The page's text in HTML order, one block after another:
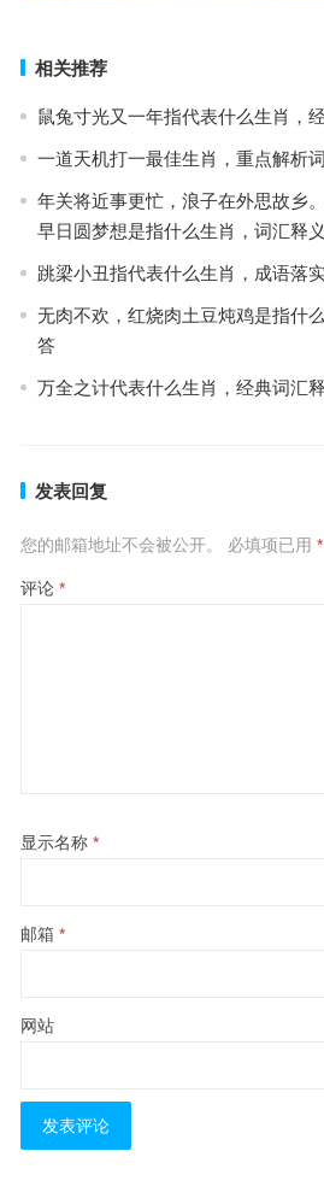
相关推荐
鼠兔寸光又一年指代表什么生肖，
一道天机打一最佳生肖，重点解析
年关将近事更忙，浪子在外思故乡
早日圆梦想是指什么生肖，词汇释
跳梁小丑指代表什么生肖，成语落
无肉不欢，红烧肉土豆炖鸡是指什
答
万全之计代表什么生肖，经典词汇
发表回复
您的邮箱地址不会被公开。 必填项已用 *
评论 *
显示名称 *
邮箱 *
网站